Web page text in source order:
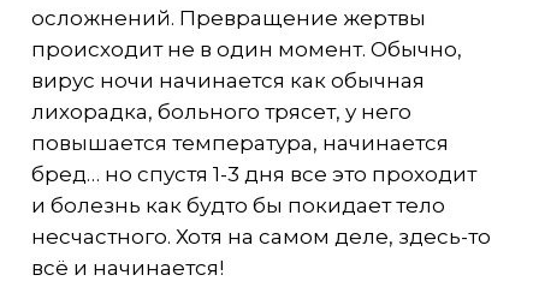
осложнений. Превращение жертвы
происходит не в один момент. Обычно,
вирус ночи начинается как обычная
лихорадка, больного трясет, у него
повышается температура, начинается
бред… но спустя 1-3 дня все это проходит
и болезнь как будто бы покидает тело
несчастного. Хотя на самом деле, здесь-то
всё и начинается!